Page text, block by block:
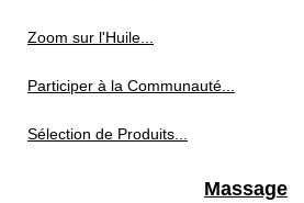
Zoom sur l'Huile...
Participer à la Communauté...
Sélection de Produits...
Massage